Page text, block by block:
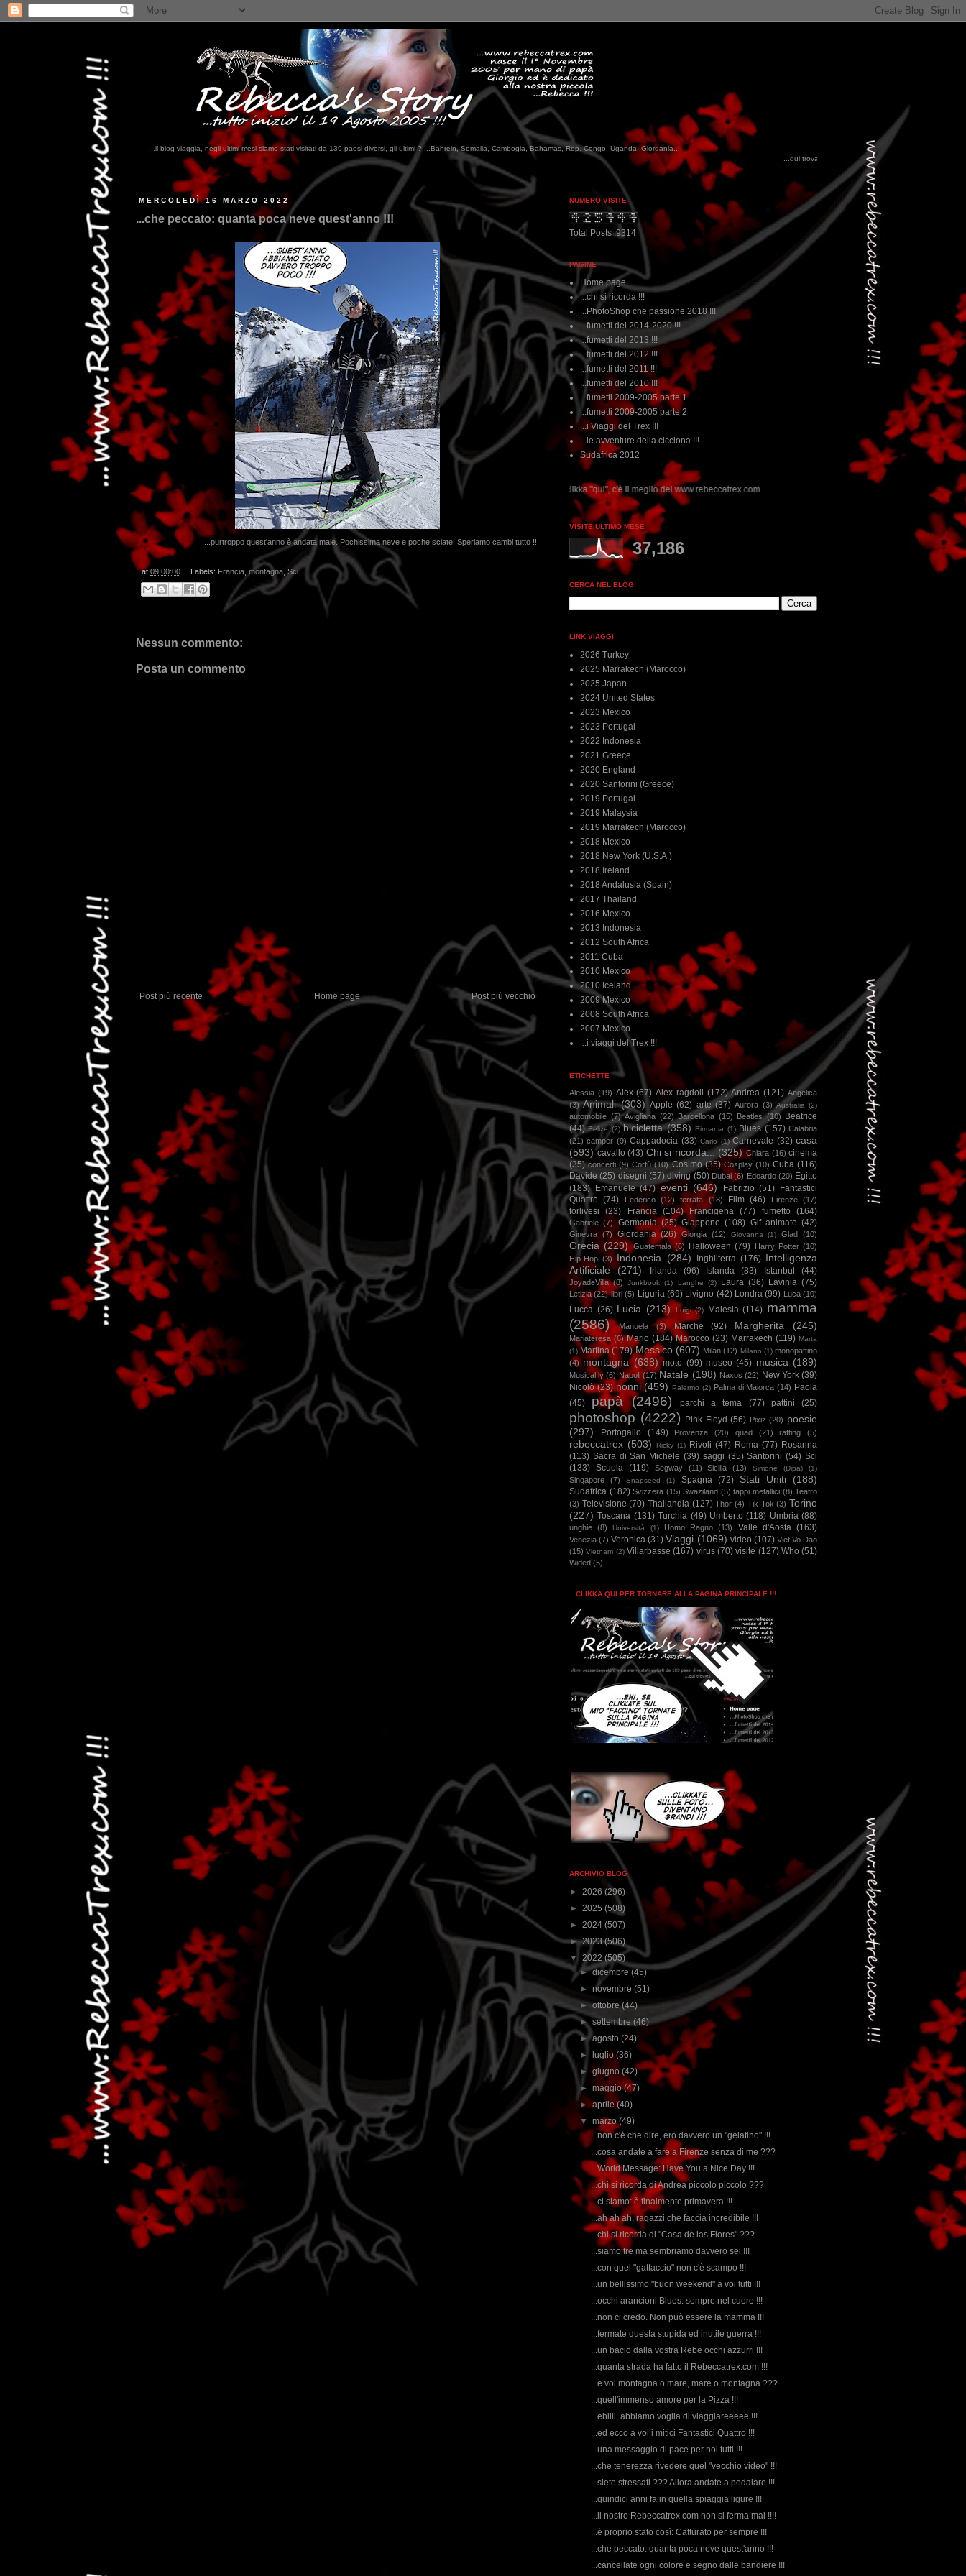
...il blog viaggia, negli ultimi mesi siamo stati visitati da 139 paesi diversi, gli ultimi ? ...Bahrein, Somalia, Cambogia, Bahamas, Rep. Congo, Uganda, Giordania...
...qui trovate il nostro viaggio in MESSICO 2023...
clikka qui !!!
MERCOLEDÌ 16 MARZO 2022
...che peccato: quanta poca neve quest'anno !!!
...purtroppo quest'anno è andata male. Pochissima neve e poche sciate. Speriamo cambi tutto !!!
at 09:00:00 Labels: Francia, montagna, Sci
Nessun commento:
Posta un commento
Post più recente Post più vecchio
Home page
NUMERO VISITE
Total Posts :9314
PAGINE
Home page
...chi si ricorda !!!
...PhotoShop che passione 2018 !!!
...fumetti del 2014-2020 !!!
...fumetti del 2013 !!!
...fumetti del 2012 !!!
...fumetti del 2011 !!!
...fumetti del 2010 !!!
...fumetti 2009-2005 parte 1
...fumetti 2009-2005 parte 2
...i Viaggi del Trex !!!
...le avventure della cicciona !!!
Sudafrica 2012
...dai non perdere tempo, clikka "qui", c'è il meglio del www.rebeccatrex.com
VISITE ULTIMO MESE
37,186
CERCA NEL BLOG
LINK VIAGGI
2026 Turkey
2025 Marrakech (Marocco)
2025 Japan
2024 United States
2023 Mexico
2023 Portugal
2022 Indonesia
2021 Greece
2020 England
2020 Santorini (Greece)
2019 Portugal
2019 Malaysia
2019 Marrakech (Marocco)
2018 Mexico
2018 New York (U.S.A.)
2018 Ireland
2018 Andalusia (Spain)
2017 Thailand
2016 Mexico
2013 Indonesia
2012 South Africa
2011 Cuba
2010 Mexico
2010 Iceland
2009 Mexico
2008 South Africa
2007 Mexico
...i viaggi del Trex !!!
ETICHETTE
Alessia (19) Alex (67) Alex ragdoll (172) Andrea (121) Angelica
(3) Animali (303) Apple (62) arte (37) Aurora (3) Australia (2)
automobile (7) Avigliana (22) Barcellona (15) Beatles (10)
Beatrice
(44) Belize (2) bicicletta (358) Birmania (1) Blues (157) Calabria
(21) camper (9) Cappadocia (33) Carlo (1) Carnevale (32) casa
(593) cavallo (43) Chi si ricorda... (325) Chiara (16) cinema
(35) concerti (9) Corfù (10) Cosimo (35) Cosplay (10) Cuba (116)
Davide (25) disegni (57) diving (50) Dubai (6) Edoardo (20) Egitto
(183)
Emanuele (47) eventi (646) Fabrizio (51)
Fantastici
Quattro (74) Federico (12) ferrata (18) Film (46) Firenze (17)
forlivesi (23) Francia (104) Francigena (77) fumetto (164)
Gabriele (7) Germania (25) Giappone (108) Gif animate (42)
Ginevra (7) Giordania (26) Giorgia (12) Giovanna (1) Glad (10)
Grecia (229) Guatemala (6) Halloween (79) Harry Potter (10)
Hip-Hop (3) Indonesia (284) Inghilterra (176) Intelligenza
Artificiale
(271) Irlanda (96) Islanda (83) Istanbul (44)
JoyadeVilla (8) Junkbook (1) Langhe (2) Laura (36) Lavinia (75)
Letizia (22) libri (5) Liguria (69) Livigno (42) Londra (99) Luca (10)
Lucca (26) Lucia (213) Luigi (2) Malesia (114) mamma
(2586)
Manuela (3) Marche (92) Margherita (245)
Mariateresa (6) Mario (184) Marocco (23) Marrakech (119) Marta
(1) Martina (179) Messico (607) Milan (12) Milano (1) monopattino
(4) montagna (638) moto (99) museo (45) musica (189)
Musical.ly (6) Napoli (17) Natale (198) Naxos (22) New York (39)
Nicolò (23) nonni (459) Palermo (2) Palma di Maiorca (14) Paola
(45)
papà (2496) parchi a tema (77) pattini (25)
photoshop (4222) Pink Floyd (56) Pixiz (20) poesie
(297)
Portogallo (149) Provenza (20) quad (21) rafting (5)
rebeccatrex (503) Ricky (1) Rivoli (47) Roma (77) Rosanna
(113) Sacra di San Michele (39) saggi (35) Santorini (54) Sci
(133) Scuola (119) Segway (11) Sicilia (13) Simone (Dipa) (1)
Singapore (7) Snapseed (1) Spagna (72) Stati Uniti (188)
Sudafrica (182) Svizzera (15) Swaziland (5) tappi metallici (8) Teatro
(3) Televisione (70) Thailandia (127) Thor (4) Tik-Tok (3) Torino
(227) Toscana (131) Turchia (49) Umberto (118) Umbria (88)
unghie (8) Università (1) Uomo Ragno (13) Valle d'Aosta (163)
Venezia (7) Veronica (31) Viaggi (1069) video (107) Viet Vo Dao
(15) Vietnam (2) Villarbasse (167) virus (70) visite (127) Who (51)
Wided (5)
...CLIKKA QUI PER TORNARE ALLA PAGINA PRINCIPALE !!!
ARCHIVIO BLOG
► 2026 (296)
► 2025 (508)
► 2024 (507)
►2023(506)
▼ 2022(505)
►dicembre(45)
►novembre(51)
►ottobre(44)
►settembre(46)
►agosto(24)
►
luglio(36)
►giugno(42)
►maggio(47)
►aprile(40)
▼marzo(49)
...non c'è che dire, ero davvero un "gelatino" !!!
...cosa andate a fare a Firenze senza di me ???
...World Message: Have You a Nice Day !!!
...chi si ricorda di Andrea piccolo piccolo ???
...ci siamo: è finalmente primavera !!!
...ah ah ah, ragazzi che faccia incredibile !!!
...chi si ricorda di "Casa de las Flores" ???
...siamo tre ma sembriamo davvero sei !!!
...con quel "gattaccio" non c'è scampo !!!
...un bellissimo "buon weekend" a voi tutti !!!
...occhi arancioni Blues: sempre nel cuore !!!
...non ci credo. Non può essere la mamma !!!
...fermate questa stupida ed inutile guerra !!!
...un bacio dalla vostra Rebe occhi azzurri !!!
...quanta strada ha fatto il Rebeccatrex.com !!!
...e voi montagna o mare, mare o montagna ???
...quell'immenso amore per la Pizza !!!
...ehiiii, abbiamo voglia di viaggiareeeee !!!
...ed ecco a voi i mitici Fantastici Quattro !!!
...una messaggio di pace per noi tutti !!!
...che tenerezza rivedere quel "vecchio video" !!!
...siete stressati ??? Allora andate a pedalare !!!
...quindici anni fa in quella spiaggia ligure !!!
...il nostro Rebeccatrex.com non si ferma mai !!!!
...è proprio stato così: Catturato per sempre !!!
...che peccato: quanta poca neve quest'anno !!!
...cancellate ogni colore e segno dalle bandiere !!!